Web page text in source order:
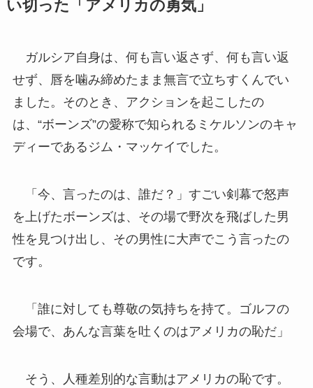
い切った「アメリカの勇気」
ガルシア自身は、何も言い返さず、何も言い返
せず、唇を噛み締めたまま無言で立ちすくんでい
ました。そのとき、アクションを起こしたの
は、“ボーンズ”の愛称で知られるミケルソンのキャ
ディーであるジム・マッケイでした。
「今、言ったのは、誰だ？」すごい剣幕で怒声
を上げたボーンズは、その場で野次を飛ばした男
性を見つけ出し、その男性に大声でこう言ったの
です。
「誰に対しても尊敬の気持ちを持て。ゴルフの
会場で、あんな言葉を吐くのはアメリカの恥だ」
そう、人種差別的な言動はアメリカの恥です。